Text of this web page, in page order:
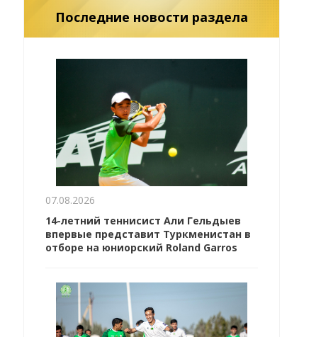
Последние новости раздела
07.08.2026
14-летний теннисист Али Гельдыев
впервые представит Туркменистан в
отборе на юниорский Roland Garros